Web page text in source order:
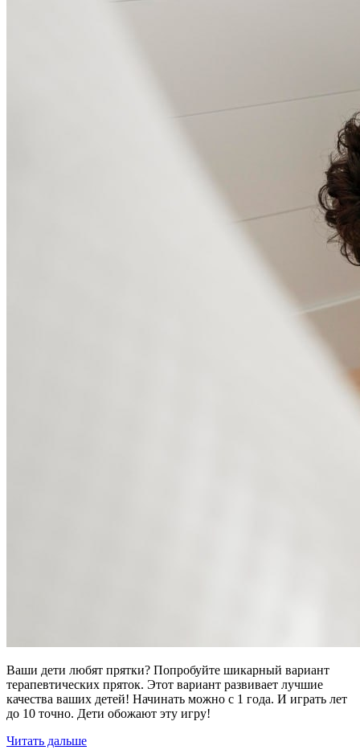
Ваши дети любят прятки? Попробуйте шикарный вариант
терапевтических пряток. Этот вариант развивает лучшие
качества ваших детей! Начинать можно с 1 года. И играть лет
до 10 точно. Дети обожают эту игру!
Читать дальше